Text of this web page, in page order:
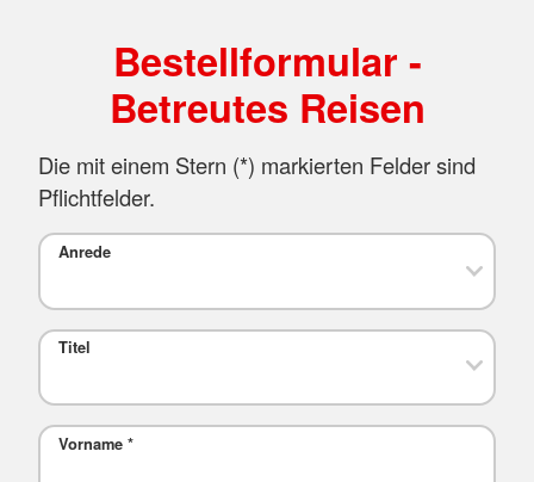
Bestellformular -
Betreutes Reisen
Die mit einem Stern (*) markierten Felder sind
Pflichtfelder.
Anrede
Titel
Vorname *